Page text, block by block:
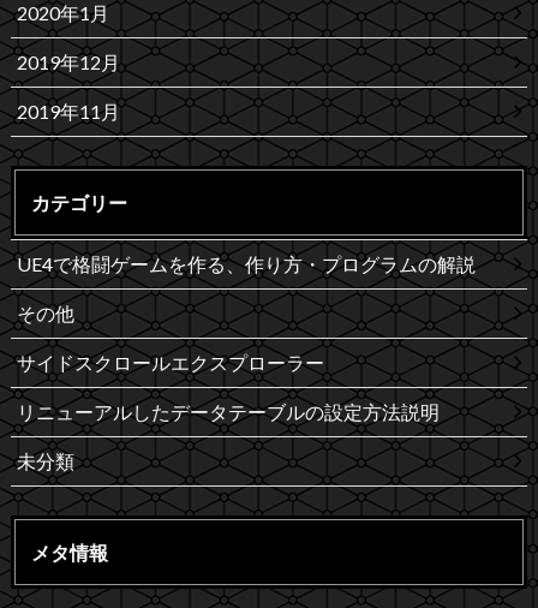
2020年1月
2019年12月
2019年11月
カテゴリー
UE4で格闘ゲームを作る、作り方・プログラムの解説
その他
サイドスクロールエクスプローラー
リニューアルしたデータテーブルの設定方法説明
未分類
メタ情報